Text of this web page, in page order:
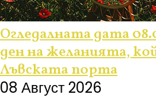
Огледалната дата
ден на желанията,
Лъвската порта
08 Август 2026